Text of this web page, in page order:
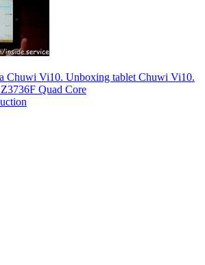
Chuwi Vi10. Unboxing tablet Chuwi Vi10.
Quad Core